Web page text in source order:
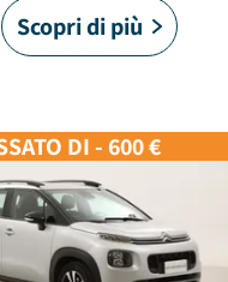
Scopri di più
DI - 600 €